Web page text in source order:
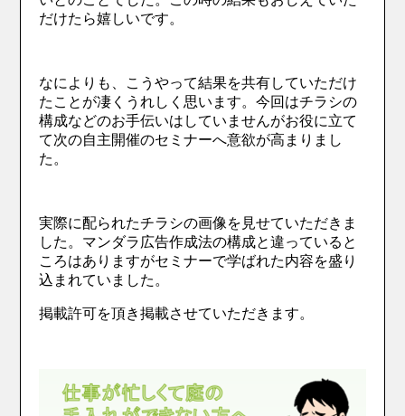
だけたら嬉しいです。
なによりも、こうやって結果を共有していただけ
たことが凄くうれしく思います。今回はチラシの
構成などのお手伝いはしていませんがお役に立て
て次の自主開催のセミナーへ意欲が高まりまし
た。
実際に配られたチラシの画像を見せていただきま
した。マンダラ広告作成法の構成と違っていると
ころはありますがセミナーで学ばれた内容を盛り
込まれていました。
掲載許可を頂き掲載させていただきます。